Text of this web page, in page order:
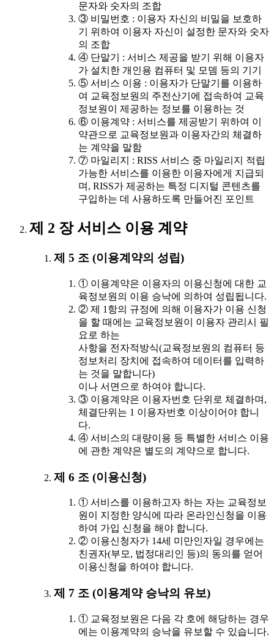
문자와 숫자의 조합
③ 비밀번호 : 이용자 자신의 비밀을 보호하
기 위하여 이용자 자신이 설정한 문자와 숫자
의 조합
④ 단말기 : 서비스 제공을 받기 위해 이용자
가 설치한 개인용 컴퓨터 및 모뎀 등의 기기
⑤ 서비스 이용 : 이용자가 단말기를 이용하
여 교육정보원의 주전산기에 접속하여 교육
정보원이 제공하는 정보를 이용하는 것
⑥ 이용계약 : 서비스를 제공받기 위하여 이
약관으로 교육정보원과 이용자간의 체결하
는 계약을 말함
⑦ 마일리지 : RISS 서비스 중 마일리지 적립
가능한 서비스를 이용한 이용자에게 지급되
며, RISS가 제공하는 특정 디지털 콘텐츠를
구입하는 데 사용하도록 만들어진 포인트
제 2 장 서비스 이용 계약
제 5 조 (이용계약의 성립)
① 이용계약은 이용자의 이용신청에 대한 교
육정보원의 이용 승낙에 의하여 성립됩니다.
② 제 1항의 규정에 의해 이용자가 이용 신청
을 할 때에는 교육정보원이 이용자 관리시 필
요로 하는
사항을 전자적방식(교육정보원의 컴퓨터 등
정보처리 장치에 접속하여 데이터를 입력하
는 것을 말합니다)
이나 서면으로 하여야 합니다.
③ 이용계약은 이용자번호 단위로 체결하며,
체결단위는 1 이용자번호 이상이어야 합니
다.
④ 서비스의 대량이용 등 특별한 서비스 이용
에 관한 계약은 별도의 계약으로 합니다.
제 6 조 (이용신청)
① 서비스를 이용하고자 하는 자는 교육정보
원이 지정한 양식에 따라 온라인신청을 이용
하여 가입 신청을 해야 합니다.
② 이용신청자가 14세 미만인자일 경우에는
친권자(부모, 법정대리인 등)의 동의를 얻어
이용신청을 하여야 합니다.
제 7 조 (이용계약 승낙의 유보)
① 교육정보원은 다음 각 호에 해당하는 경우
에는 이용계약의 승낙을 유보할 수 있습니다.